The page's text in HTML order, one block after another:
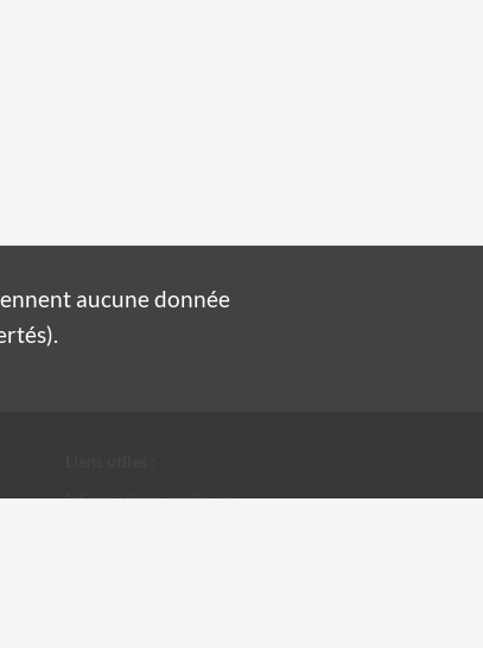
Informations pratiques
aucune donnée